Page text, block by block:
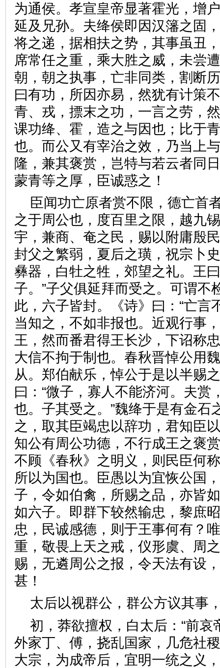
为通侯。孝宣皇帝显著霍光，增
延及兄孙。夫绛侯即因汉籓之固
将之递，据相扶之势，其事虽丑
席常任之重，乘大胜之威，未尝
朝，朝之执事，亡非同类，割断
曰有功，所因亦易，然犹有计策
青、戎，摽末之功，一言之劳，
课功绛、霍，造之与因也；比于
也。而公又有宰治之效，乃当上
隆，兼其褒赏，岂特与若云者同
蒙青等之厚，臣诚惑之！
臣闻功亡原者赏不限，德亡首
之于周公也，度百里之限，越九
宇，兼商、奄之民，赐以附庸殷
封父之繁弱，夏后之璜，祝宗卜
彝器，白牡之牲，郊望之礼。王
子。”子父俱延拜而受之。可谓不
此，六子皆封。《诗》曰：“亡言
当知之，不如非报也。近观行事
王，然而番君得王长沙，下诏称
大信不拘于制也。春秋晋悼公用
从。郑伯献乐，悼公于是以半赐
曰：“微子，寡人不能济河。夫赏
也。子其受之。”魏绛于是有金石
之，取其臣竭忠以辞功，君知臣
知公有周公功德，不行成王之褒
不顾《春秋》之明义，则民臣何
所以为国也。臣愚以为宜恢公国
子，令如伯禽，所赐之品，亦皆
如六子。即群下较然输忠，黎庶
忠，民诚感德，则于王事何有？
重，敬畏上天之戒，仪形虞、周
赐，无遴周公之报，令天法有设
甚！
太后以视群公，群公方议其
初，莽欲擅权，白太后：“前哀
外家丁、傅，挠乱国家，几危社
大宗，为成帝后，宜明一统之义